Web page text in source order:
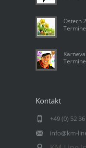
Ostern
Kontakt
+49 (0) 52
info@km-